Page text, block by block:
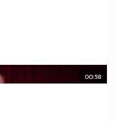
00:58